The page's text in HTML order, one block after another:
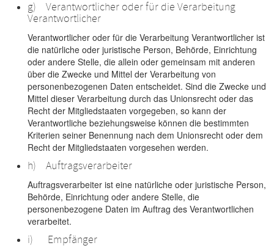
g) Verantwortlicher oder für die Verarbeitung
Verantwortlicher
Verantwortlicher oder für die Verarbeitung Verantwortlicher ist
die natürliche oder juristische Person, Behörde, Einrichtung
oder andere Stelle, die allein oder gemeinsam mit anderen
über die Zwecke und Mittel der Verarbeitung von
personenbezogenen Daten entscheidet. Sind die Zwecke und
Mittel dieser Verarbeitung durch das Unionsrecht oder das
Recht der Mitgliedstaaten vorgegeben, so kann der
Verantwortliche beziehungsweise können die bestimmten
Kriterien seiner Benennung nach dem Unionsrecht oder dem
Recht der Mitgliedstaaten vorgesehen werden.
h) Auftragsverarbeiter
Auftragsverarbeiter ist eine natürliche oder juristische Person,
Behörde, Einrichtung oder andere Stelle, die
personenbezogene Daten im Auftrag des Verantwortlichen
verarbeitet.
i) Empfänger